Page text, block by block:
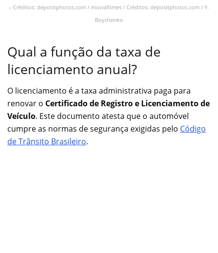
– Créditos: depositphotos.com / moviafilmes / Créditos: depositphotos.com / Y-
Boychenko
Qual a função da taxa de
licenciamento anual?
O licenciamento é a taxa administrativa paga para
renovar o Certificado de Registro e Licenciamento de
Veículo. Este documento atesta que o automóvel
cumpre as normas de segurança exigidas pelo Código
de Trânsito Brasileiro.